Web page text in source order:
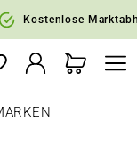
Kostenlose